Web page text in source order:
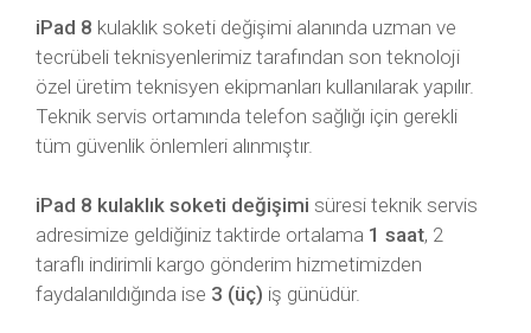
iPad 8 kulaklık soketi değişimi alanında uzman ve
tecrübeli teknisyenlerimiz tarafından son teknoloji
özel üretim teknisyen ekipmanları kullanılarak yapılır.
Teknik servis ortamında telefon sağlığı için gerekli
tüm güvenlik önlemleri alınmıştır.
iPad 8 kulaklık soketi değişimi süresi teknik servis
adresimize geldiğiniz taktirde ortalama 1 saat, 2
taraflı indirimli kargo gönderim hizmetimizden
faydalanıldığında ise 3 (üç) iş günüdür.